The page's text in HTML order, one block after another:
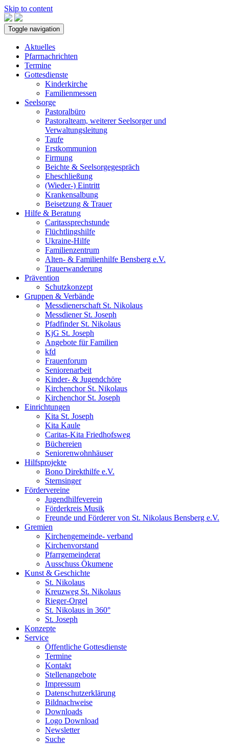
Skip to content
Toggle navigation
Aktuelles
Pfarrnachrichten
Termine
Gottesdienste
Kinderkirche
Familienmessen
Seelsorge
Pastoralbüro
Pastoralteam, weiterer Seelsorger und
Verwaltungsleitung
Taufe
Erstkommunion
Firmung
Beichte & Seelsorgegespräch
Eheschließung
(Wieder-) Eintritt
Krankensalbung
Beisetzung & Trauer
Hilfe & Beratung
Caritassprechstunde
Flüchtlingshilfe
Ukraine-Hilfe
Familienzentrum
Alten- & Familienhilfe Bensberg e.V.
Trauerwanderung
Prävention
Schutzkonzept
Gruppen & Verbände
Messdienerschaft St. Nikolaus
Messdiener St. Joseph
Pfadfinder St. Nikolaus
KjG St. Joseph
Angebote für Familien
kfd
Frauenforum
Seniorenarbeit
Kinder- & Jugendchöre
Kirchenchor St. Nikolaus
Kirchenchor St. Joseph
Einrichtungen
Kita St. Joseph
Kita Kaule
Caritas-Kita Friedhofsweg
Büchereien
Seniorenwohnhäuser
Hilfsprojekte
Bono Direkthilfe e.V.
Sternsinger
Fördervereine
Jugendhilfeverein
Förderkreis Musik
Freunde und Förderer von St. Nikolaus Bensberg e.V.
Gremien
Kirchengemeinde- verband
Kirchenvorstand
Pfarrgemeinderat
Ausschuss Ökumene
Kunst & Geschichte
St. Nikolaus
Kreuzweg St. Nikolaus
Rieger-Orgel
St. Nikolaus in 360°
St. Joseph
Konzepte
Service
Öffentliche Gottesdienste
Termine
Kontakt
Stellenangebote
Impressum
Datenschutzerklärung
Bildnachweise
Downloads
Logo Download
Newsletter
Suche